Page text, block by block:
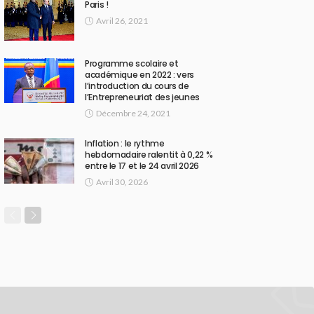
Paris !
Avril 26, 2021
Programme scolaire et
académique en 2022 : vers
l’introduction du cours de
l’Entrepreneuriat des jeunes
Décembre 24, 2021
Inflation : le rythme
hebdomadaire ralentit à 0,22 %
entre le 17 et le 24 avril 2026
Avril 30, 2026